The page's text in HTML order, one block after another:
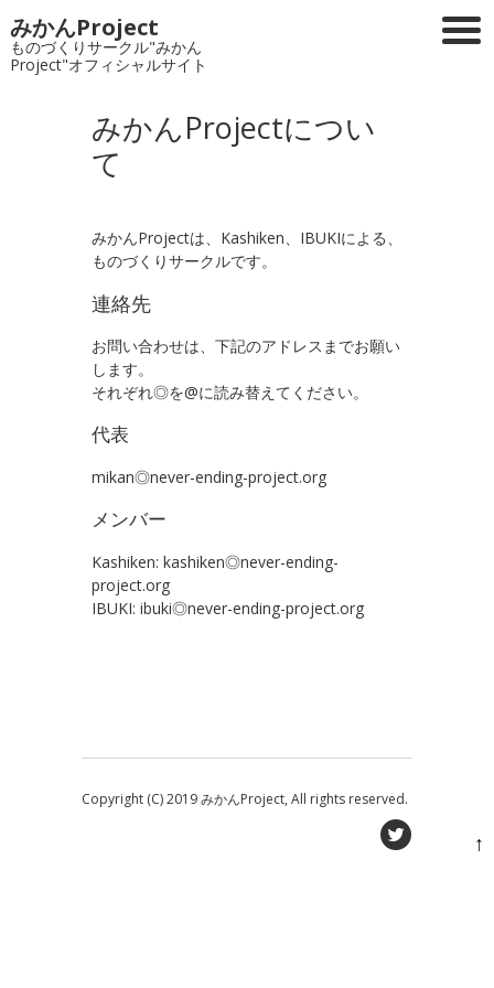
みかんProject
ものづくりサークル"みかん
Project"オフィシャルサイト
みかんProjectについ
て
みかんProjectは、Kashiken、IBUKIによる、
ものづくりサークルです。
連絡先
お問い合わせは、下記のアドレスまでお願い
します。
それぞれ◎を@に読み替えてください。
代表
mikan◎never-ending-project.org
メンバー
Kashiken: kashiken◎never-ending-
project.org
IBUKI: ibuki◎never-ending-project.org
Copyright (C) 2019 みかんProject, All rights reserved.
↑